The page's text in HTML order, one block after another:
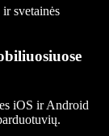
svetainės
iOS ir Android